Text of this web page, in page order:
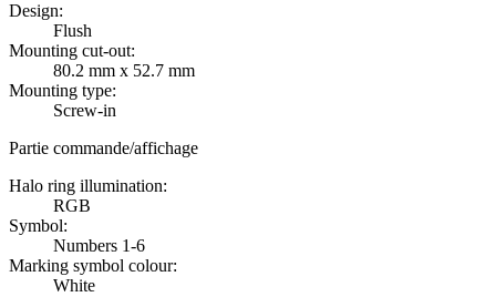
Design:
Flush
Mounting cut-out:
80.2 mm x 52.7 mm
Mounting type:
Screw-in
Partie commande/affichage
Halo ring illumination:
RGB
Symbol:
Numbers 1-6
Marking symbol colour:
White